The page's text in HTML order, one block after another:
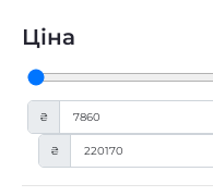
Ціна
₴
₴